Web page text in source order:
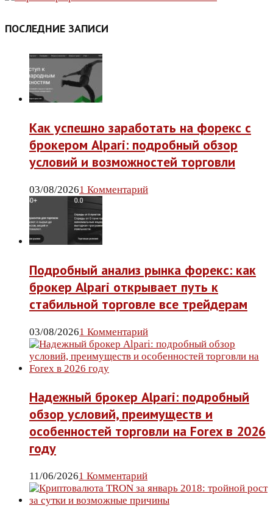
ПОСЛЕДНИЕ ЗАПИСИ
Как успешно заработать на форекс с
брокером Alpari: подробный обзор
условий и возможностей торговли
03/08/20261 Комментарий
Подробный анализ рынка форекс: как
брокер Alpari открывает путь к
стабильной торговле все трейдерам
03/08/20261 Комментарий
Надежный брокер Alpari: подробный
обзор условий, преимуществ и
особенностей торговли на Forex в 2026
году
11/06/20261 Комментарий